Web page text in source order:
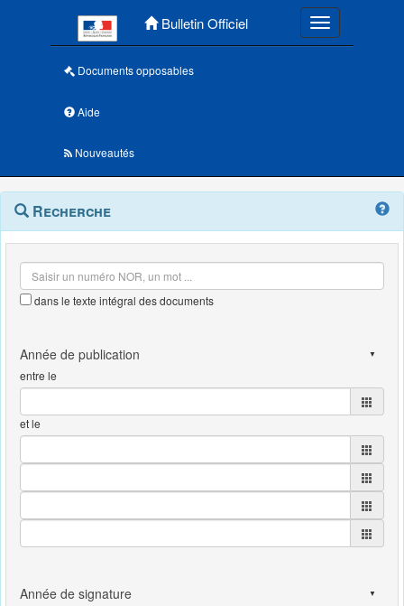
Bulletin Officiel Toggle
Documents opposables
Aide
Nouveautés
Navigation
outils
Menu
contextuel
Recherche
dans le texte intégral des documents
entre le
et le